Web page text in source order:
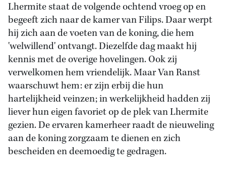
Lhermite staat de volgende ochtend vroeg op en
begeeft zich naar de kamer van Filips. Daar werpt
hij zich aan de voeten van de koning, die hem
'welwillend' ontvangt. Diezelfde dag maakt hij
kennis met de overige hovelingen. Ook zij
verwelkomen hem vriendelijk. Maar Van Ranst
waarschuwt hem: er zijn erbij die hun
hartelijkheid veinzen; in werkelijkheid hadden zij
liever hun eigen favoriet op de plek van Lhermite
gezien. De ervaren kamerheer raadt de nieuweling
aan de koning zorgzaam te dienen en zich
bescheiden en deemoedig te gedragen.